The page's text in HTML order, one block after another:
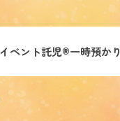
イベント託児®︎一時預かり